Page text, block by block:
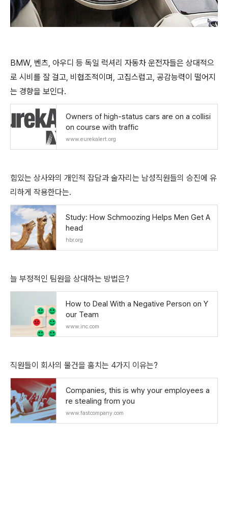
BMW, 벤츠, 아우디 등 독일 럭셔리 자동차 운전자들은 상대적으
로 시비를 잘 걸고, 비협조적이며, 고집스럽고, 공감능력이 떨어지
는 경향을 보인다.
Owners of high-status cars are on a collisi
on course with traffic
www.eurekalert.org
힘있는 상사와의 개인적 잡담과 술자리는 남성직원들의 승진에 유
리하게 작용한다는.
Study: How Schmoozing Helps Men Get A
head
hbr.org
늘 부정적인 팀원을 상대하는 방법은?
How to Deal With a Negative Person on Y
our Team
www.inc.com
직원들이 회사의 물건을 훔치는 4가지 이유는?
Companies, this is why your employees a
re stealing from you
www.fastcompany.com